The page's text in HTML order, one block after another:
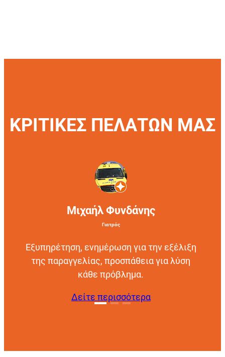
ΚΡΙΤΙΚΕΣ ΠΕΛΑΤΩΝ ΜΑΣ
Μιχαήλ Φυνδάνης
Γιατρός
Εξυπηρέτηση, ενημέρωση για την εξέλιξη
της παραγγελίας, προσπάθεια για λύση
κάθε πρόβλημα.
Δείτε περισσότερα